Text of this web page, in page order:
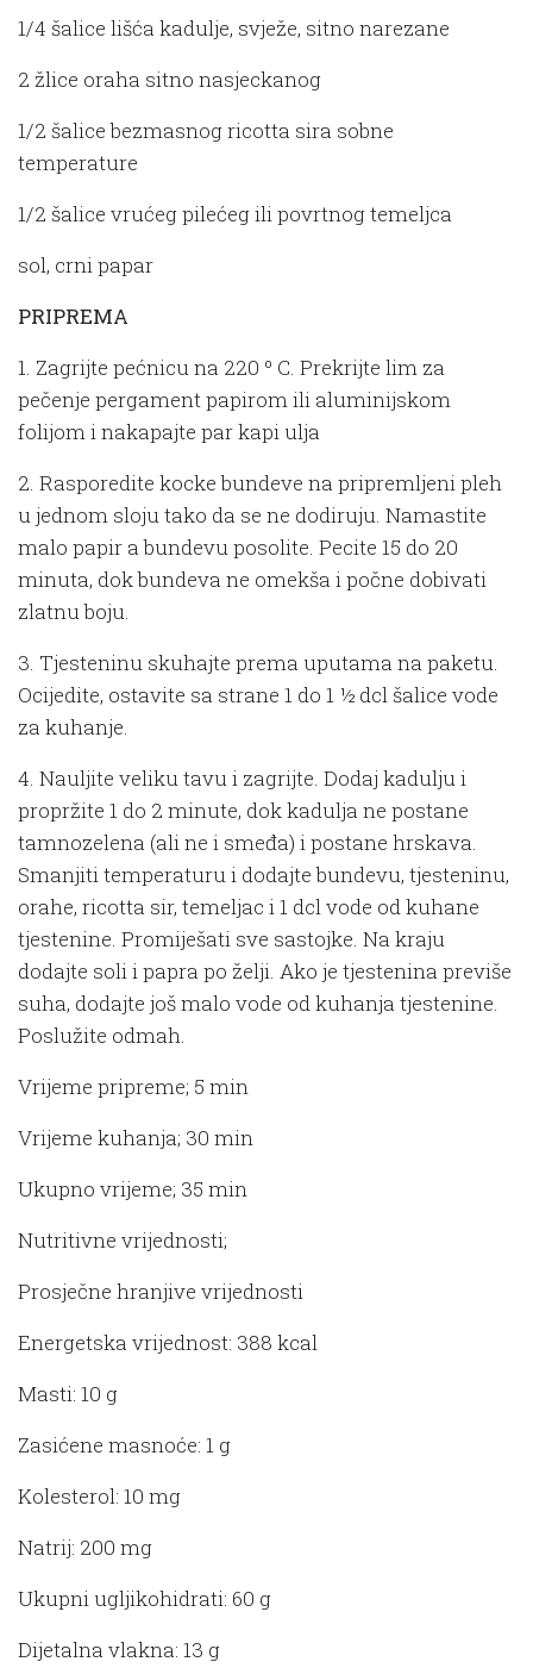
1/4 šalice lišća kadulje, svježe, sitno narezane
2 žlice oraha sitno nasjeckanog
1/2 šalice bezmasnog ricotta sira sobne
temperature
1/2 šalice vrućeg pilećeg ili povrtnog temeljca
sol, crni papar
PRIPREMA
1. Zagrijte pećnicu na 220 º C. Prekrijte lim za
pečenje pergament papirom ili aluminijskom
folijom i nakapajte par kapi ulja
2. Rasporedite kocke bundeve na pripremljeni pleh
u jednom sloju tako da se ne dodiruju. Namastite
malo papir a bundevu posolite. Pecite 15 do 20
minuta, dok bundeva ne omekša i počne dobivati
zlatnu boju.
3. Tjesteninu skuhajte prema uputama na paketu.
Ocijedite, ostavite sa strane 1 do 1 ½ dcl šalice vode
za kuhanje.
4. Nauljite veliku tavu i zagrijte. Dodaj kadulju i
propržite 1 do 2 minute, dok kadulja ne postane
tamnozelena (ali ne i smeđa) i postane hrskava.
Smanjiti temperaturu i dodajte bundevu, tjesteninu,
orahe, ricotta sir, temeljac i 1 dcl vode od kuhane
tjestenine. Promiješati sve sastojke. Na kraju
dodajte soli i papra po želji. Ako je tjestenina previše
suha, dodajte još malo vode od kuhanja tjestenine.
Poslužite odmah.
Vrijeme pripreme; 5 min
Vrijeme kuhanja; 30 min
Ukupno vrijeme; 35 min
Nutritivne vrijednosti;
Prosječne hranjive vrijednosti
Energetska vrijednost: 388 kcal
Masti: 10 g
Zasićene masnoće: 1 g
Kolesterol: 10 mg
Natrij: 200 mg
Ukupni ugljikohidrati: 60 g
Dijetalna vlakna: 13 g